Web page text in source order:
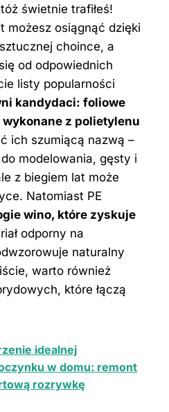
świetnie trafiłeś!
możesz osiągnąć dzięki
choince, a
od odpowiednich
listy popularności
kandydaci: foliowe
z polietylenu
ich szumiącą nazwą –
do modelowania, gęsty i
z biegiem lat może
Natomiast PE
wino, które zyskuje
odporny na
naturalny
warto również
które łączą
idealnej
w domu: remont
rozrywkę